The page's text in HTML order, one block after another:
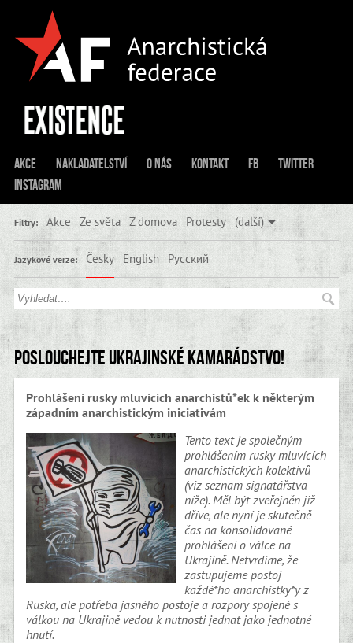
Akce Nakladatelství O nás Kontakt FB
Twitter
Instagram
Filtry: Akce Ze světa Z domova Protesty (další)
Jazykové verze: Česky English Русский
Poslouchejte ukrajinské kamarádstvo!
Prohlášení rusky mluvících anarchistů*ek k některým
západním anarchistickým iniciativám
Tento text je společným
prohlášením rusky mluvících
anarchistických kolektivů
(viz seznam signatářstva
níže). Měl být zveřejněn již
dříve, ale nyní je skutečně
čas na konsolidované
prohlášení o válce na
Ukrajině. Netvrdíme, že
zastupujeme postoj
každé*ho anarchistky*y z
Ruska, ale potřeba jasného postoje a rozpory spojené s
válkou na Ukrajině vedou k nutnosti jednat jako jednotné
hnutí.